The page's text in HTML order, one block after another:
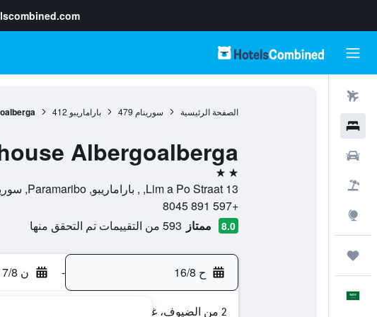
الصفحة الرئيسية سورينام 479 باراماريبو 412
Albergoalberga
2 نجمتين
Lim a Po Straat 13, , باراماريبو, Paramaribo, سورينام
+597 891 8045
8.0 ممتاز 593 من التقييمات تم التحقق منها
ح 16/8 - ن 17/8
2 من الضيوف، غرفة واحدة